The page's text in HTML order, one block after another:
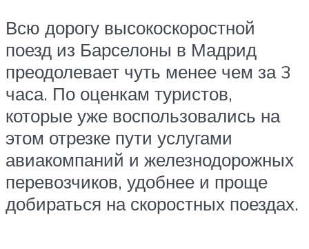
Всю дорогу высокоскоростной
поезд из Барселоны в Мадрид
преодолевает чуть менее чем за 3
часа. По оценкам туристов,
которые уже воспользовались на
этом отрезке пути услугами
авиакомпаний и железнодорожных
перевозчиков, удобнее и проще
добираться на скоростных поездах.